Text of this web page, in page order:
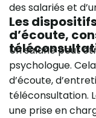
des salariés et
Les
d’écoute,
Un salarié peut
psychologue.
d’écoute,
téléconsultation.
une prise en